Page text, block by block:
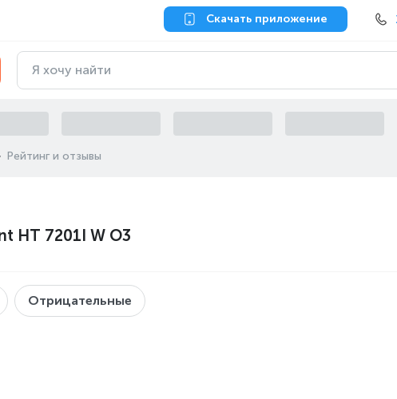
Скачать приложение
Рейтинг и отзывы
HT 7201I W O3
Отрицательные